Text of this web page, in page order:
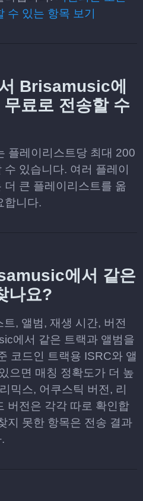
수 있는 항목 보기
Brisamusic에
료로 전송할 수
플레이리스트당 최대 200
있습니다. 여러 플레이
더 큰 플레이리스트를 옮
합니다.
에서 같은
나요?
, 앨범, 재생 시간, 버전
에서 같은 트랙과 앨범을
코드인 트랙용 ISRC와 앨
으면 매칭 정확도가 더 높
믹스, 어쿠스틱 버전, 리
버전은 각각 따로 확인합
지 못한 항목은 전송 결과